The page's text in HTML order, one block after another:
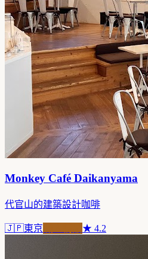
Monkey Café Daikanyama
代官山的建築設計咖啡
🇯🇵東京 ★ 4.2